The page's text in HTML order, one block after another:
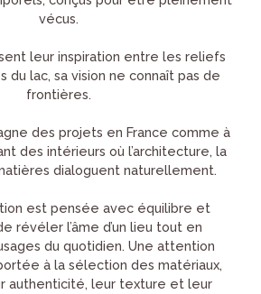
vécus.
leur inspiration entre les reliefs
du lac, sa vision ne connaît pas de
frontières.
des projets en France comme à
des intérieurs où l’architecture, la
dialoguent naturellement.
est pensée avec équilibre et
révéler l’âme d’un lieu tout en
du quotidien. Une attention
à la sélection des matériaux,
authenticité, leur texture et leur